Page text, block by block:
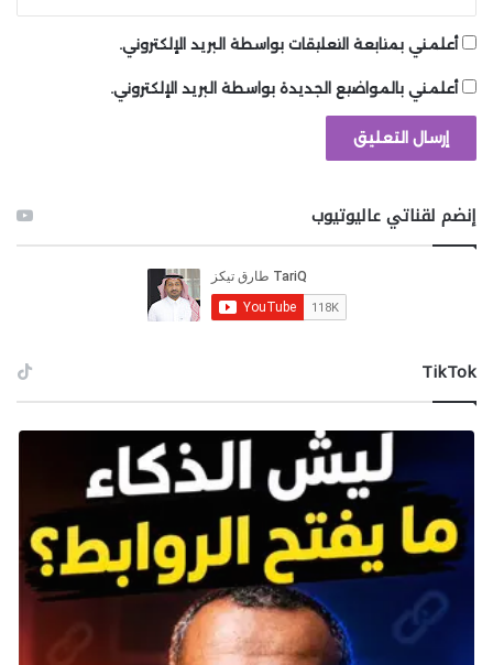
التجربة للاعبين.“
بالطبع، مع تأكيد أن DOOM The Dark Ages ستتضمن أكبر
لطبيعة عالمها شبه المفتوح وتركيزها الموسع على
المحتوى، سواء غاب طور اللعب الجماعي أم لا. بالإضافة إلى
ذلك، ستتلقى لعبة التصويب أيضًا إضافة قصصية ما بعد
شارك هذه الصفحة عبر
أعلمني بمتابعة التعليقات بواسطة البريد الإلكتروني.
أعلمني بالمواضيع الجديدة بواسطة البريد الإلكتروني.
إنضم لقناتي عاليوتيوب
‫TikTok